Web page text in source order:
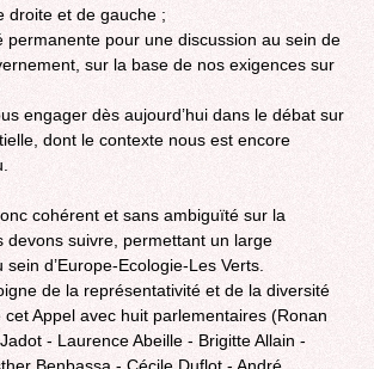
droite et de gauche ;
permanente pour une discussion au sein de
sur la base de nos exigences sur
engager dès aujourd’hui dans le débat sur
dont le contexte nous est encore
cohérent et sans ambiguïté sur la
devons suivre, permettant un large
d’Europe-Ecologie-Les Verts.
de la représentativité et de la diversité
Appel avec huit parlementaires (Ronan
- Laurence Abeille - Brigitte Allain -